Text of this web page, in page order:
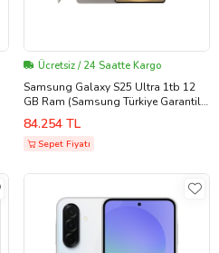
Ücretsiz / 24 Saatte Kargo
Samsung Galaxy S25 Ultra 1tb 12
GB Ram (Samsung Türkiye Garantili)
Titanyum Gri 1 TB (Mavi)
84.254 TL
Sepet Fiyatı